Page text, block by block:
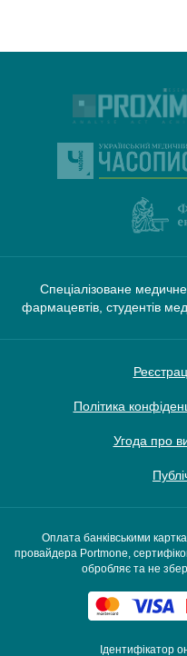
Спеціалізоване медичне
фармацевтів, студентів
Політика
Угода про
Ідентифікатор
Оплата банківськими
провайдера Portmone,
обробляє та не